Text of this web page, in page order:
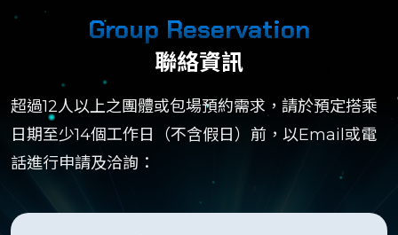
Group Reservation
聯絡資訊
超過12人以上之團體或包場預約需求，請於預定搭乘
日期至少14個工作日（不含假日）前，以Email或電
話進行申請及洽詢：